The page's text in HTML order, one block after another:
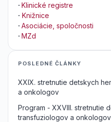
· Klinické registre
· Knižnice
· Asociácie, spoločnosti
· MZd
POSLEDNÉ ČLÁNKY
XXIX. stretnutie detskych
a onkologov
Program - XXVIII. stretnutie
transfuziologov a onkologov